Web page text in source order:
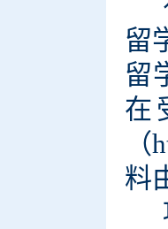
留
留
在
料